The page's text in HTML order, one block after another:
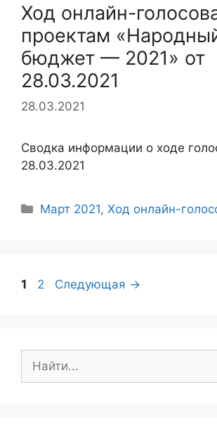
Ход онлайн-
проектам
бюджет — 2021» от
28.03.2021
28.03.2021
Сводка информации о ходе
28.03.2021
Рубрики
Март 2021,Ход онлайн-
Навигация
Страница
1 Страница
2 Следующая →
Поиск: